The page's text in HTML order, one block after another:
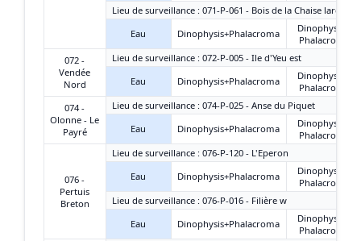
Lieu de surveillance : 071-P-061 - Bois de la Chaise large
Eau
Dinophysis+Phalacroma
Dinophysis +
Phalacroma
072 -
Vendée
Nord
Lieu de surveillance : 072-P-005 - Ile d'Yeu est
Eau
Dinophysis+Phalacroma
Dinophysis +
Phalacroma
074 -
Olonne - Le
Payré
Lieu de surveillance : 074-P-025 - Anse du Piquet
Eau
Dinophysis+Phalacroma
Dinophysis +
Phalacroma
076 -
Pertuis
Breton
Lieu de surveillance : 076-P-120 - L'Eperon
Eau
Dinophysis+Phalacroma
Dinophysis +
Phalacroma
Lieu de surveillance : 076-P-016 - Filière w
Eau
Dinophysis+Phalacroma
Dinophysis +
Phalacroma